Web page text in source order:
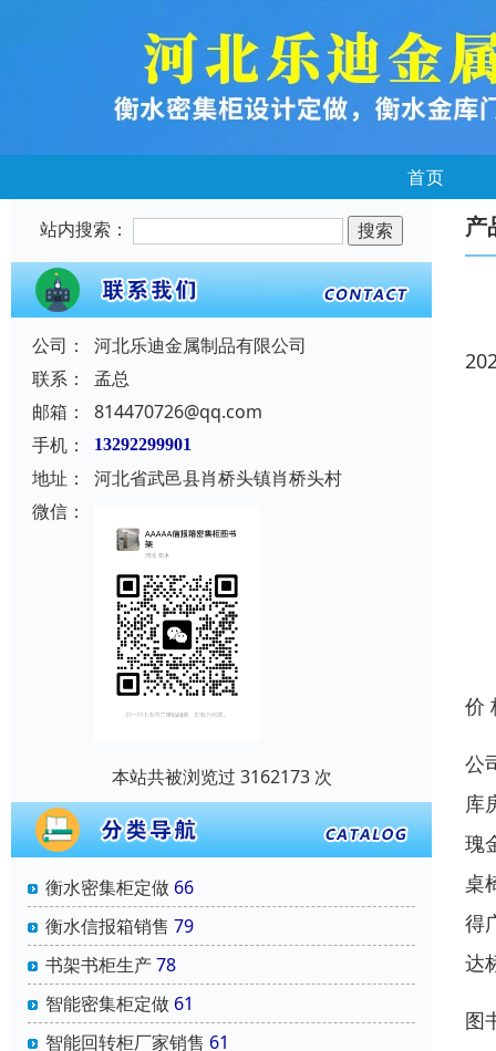
首页
站内搜索：
公司：
河北乐迪金属制品有限公司
联系：
孟总
邮箱：
814470726@qq.com
手机：
13292299901
地址：
河北省武邑县肖桥头镇肖桥头村
微信：
本站共被浏览过 3162173 次
衡水密集柜定做 66
衡水信报箱销售 79
书架书柜生产78
智能密集柜定做 61
智能回转柜厂家销售 61
产
价
公
库
瑰
桌
得
达
图